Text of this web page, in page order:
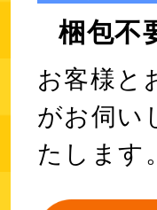
梱包不
お客様と
がお伺い
たします。